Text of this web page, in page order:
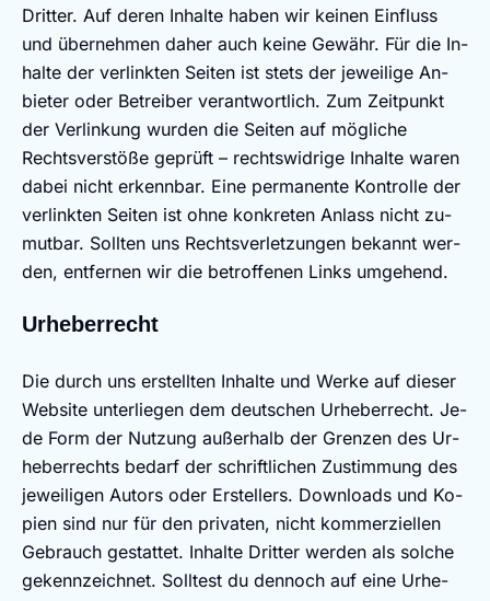
Drit­ter. Auf de­ren In­hal­te ha­ben wir kei­nen Ein­fluss
und über­neh­men da­her auch kei­ne Ge­währ. Für die In­
hal­te der ver­link­ten Sei­ten ist stets der je­wei­li­ge An­
bie­ter oder Be­trei­ber ver­ant­wort­lich. Zum Zeit­punkt
der Ver­lin­kung wur­den die Sei­ten auf mög­li­che
Rechts­ver­stö­ße ge­prüft – rechts­wid­ri­ge In­hal­te wa­ren
da­bei nicht er­kenn­bar. Ei­ne per­ma­nen­te Kon­trol­le der
ver­link­ten Sei­ten ist oh­ne kon­k­re­ten An­lass nicht zu­
mut­bar. Soll­ten uns Rechts­ver­let­zun­gen be­kannt wer­
den, ent­fer­nen wir die be­trof­fe­nen Links um­ge­hend.
Ur­he­ber­recht
Die durch uns er­stell­ten In­hal­te und Wer­ke auf die­ser
Web­site un­ter­lie­gen dem deut­schen Ur­he­ber­recht. Je­
de Form der Nut­zung au­ßer­halb der Gren­zen des Ur­
he­ber­rechts be­dar­f der schrift­li­chen Zu­stim­mung des
je­wei­li­gen Au­tors oder Er­stel­lers. Down­loads und Ko­
pi­en sind nur für den pri­va­ten, nicht kom­mer­ziel­len
Ge­brauch ge­stat­tet. In­hal­te Drit­ter wer­den als sol­che
ge­kenn­zeich­net. Soll­test du den­noch auf ei­ne Ur­he­